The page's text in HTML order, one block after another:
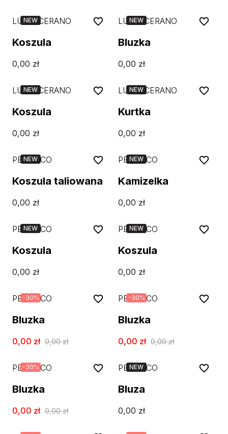
NEW
LUISA CERANO
Koszula
0,00 zł
NEW
LUISA CERANO
Bluzka
0,00 zł
NEW
LUISA CERANO
Koszula
0,00 zł
NEW
LUISA CERANO
Kurtka
0,00 zł
NEW
PESERICO
Koszula taliowana
0,00 zł
NEW
PESERICO
Kamizelka
0,00 zł
NEW
PESERICO
Koszula
0,00 zł
NEW
PESERICO
Koszula
0,00 zł
-30%
PESERICO
Bluzka
0,00 zł 0,00 zł
-30%
PESERICO
Bluzka
0,00 zł 0,00 zł
-30%
PESERICO
Bluzka
0,00 zł 0,00 zł
NEW
PESERICO
Bluza
0,00 zł